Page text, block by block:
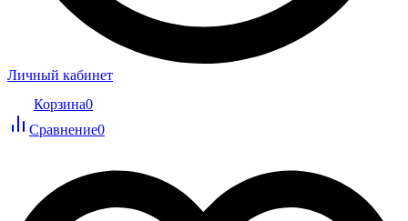
Личный кабинет
Корзина0
Сравнение0